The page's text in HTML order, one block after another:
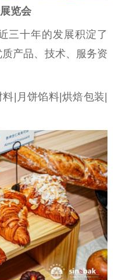
览会
三十年的发展积淀了
产品、技术、服务资
|月饼馅料|烘焙包装|